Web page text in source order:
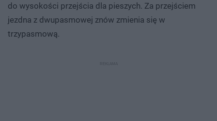
do wysokości przejścia dla pieszych. Za przejściem
jezdna z dwupasmowej znów zmienia się w
trzypasmową.